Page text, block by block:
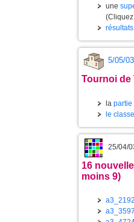
une
5/05/
Tournoi de
la partie
le
25/04/
16
moins 9)